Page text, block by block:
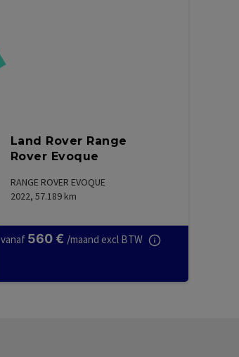
Land Rover Range
Rover Evoque
RANGE ROVER EVOQUE
2022, 57.189 km
vanaf 560€ /maand excl BTW